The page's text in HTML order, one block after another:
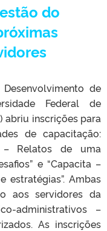
do
de
Federal de
abriu inscrições para
de capacitação:
– Relatos de uma
e “Capacita –
estratégias”. Ambas
aos servidores da
administrativos –
As inscrições